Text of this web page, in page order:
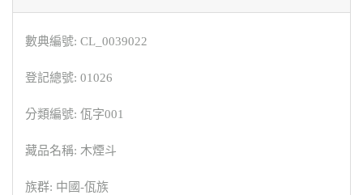
數典編號: CL_0039022
登記總號: 01026
分類編號: 佤字001
藏品名稱: 木煙斗
族群: 中國-佤族